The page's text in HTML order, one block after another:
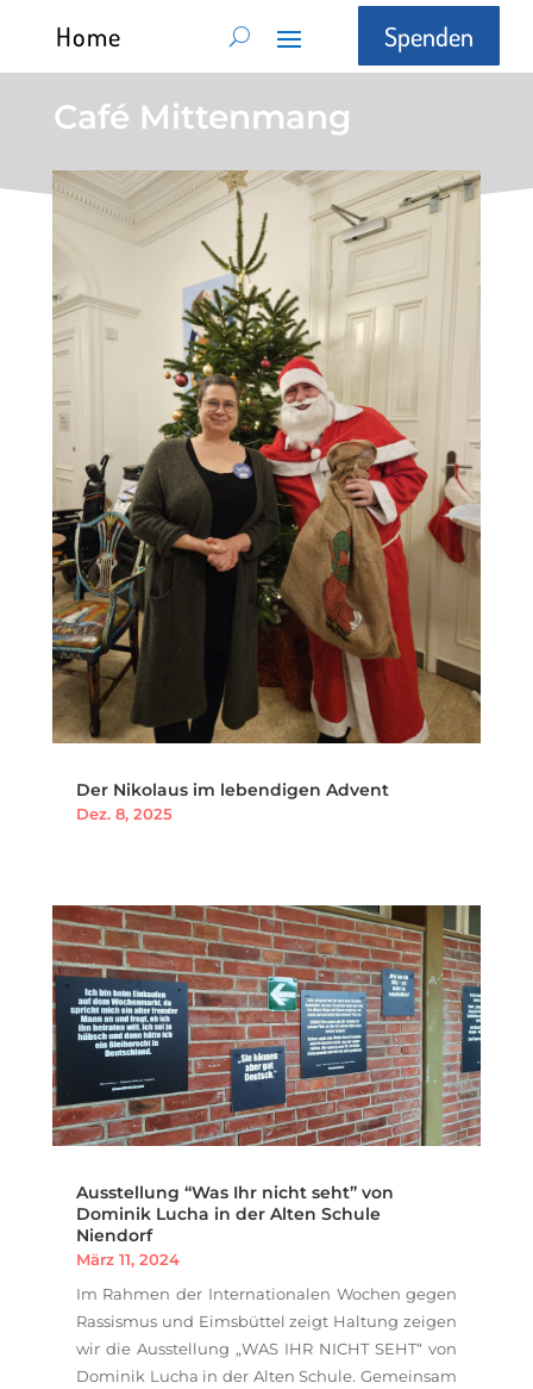
Home Spenden
Café Mittenmang
Der Nikolaus im lebendigen Advent
Dez. 8, 2025
Ausstellung “Was Ihr nicht seht” von
Dominik Lucha in der Alten Schule
Niendorf
März 11, 2024
Im Rahmen der Internationalen Wochen gegen
Rassismus und Eimsbüttel zeigt Haltung zeigen
wir die Ausstellung „WAS IHR NICHT SEHT“ von
Dominik Lucha in der Alten Schule. Gemeinsam